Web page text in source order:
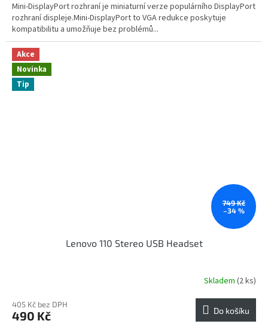
Mini-DisplayPort rozhraní je miniaturní verze populárního DisplayPort
rozhraní displeje.Mini-DisplayPort to VGA redukce poskytuje
kompatibilitu a umožňuje bez problémů...
Akce
Novinka
Tip
749 Kč
–34 %
Lenovo 110 Stereo USB Headset
Skladem (2 ks)
405 Kč bez DPH
490 Kč Do košíku